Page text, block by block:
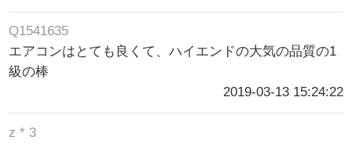
Q1541635
エアコンはとても良くて、ハイエンドの大気の品質の1
級の棒
2019-03-13 15:24:22
z * 3